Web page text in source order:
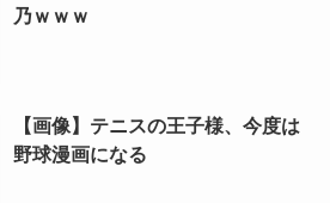
乃ｗｗｗ
【画像】テニスの王子様、今度は
野球漫画になる